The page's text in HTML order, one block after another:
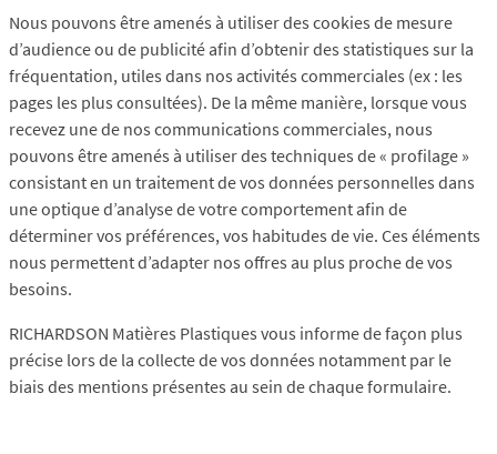
Nous pouvons être amenés à utiliser des cookies de mesure
d’audience ou de publicité afin d’obtenir des statistiques sur la
fréquentation, utiles dans nos activités commerciales (ex : les
pages les plus consultées). De la même manière, lorsque vous
recevez une de nos communications commerciales, nous
pouvons être amenés à utiliser des techniques de « profilage »
consistant en un traitement de vos données personnelles dans
une optique d’analyse de votre comportement afin de
déterminer vos préférences, vos habitudes de vie. Ces éléments
nous permettent d’adapter nos offres au plus proche de vos
besoins.
RICHARDSON Matières Plastiques vous informe de façon plus
précise lors de la collecte de vos données notamment par le
biais des mentions présentes au sein de chaque formulaire.